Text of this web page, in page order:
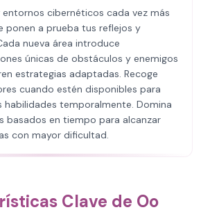
entornos cibernéticos cada vez más
ponen a prueba tus reflejos y
nueva área introduce
únicas de obstáculos y enemigos
estrategias adaptadas. Recoge
cuando estén disponibles para
habilidades temporalmente. Domina
basados en tiempo para alcanzar
con mayor dificultad.
Clave de Oo